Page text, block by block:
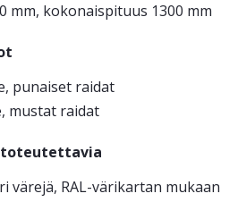
mm, kokonaispituus 1300 mm
punaiset raidat
mustat raidat
värejä, RAL-värikartan mukaan